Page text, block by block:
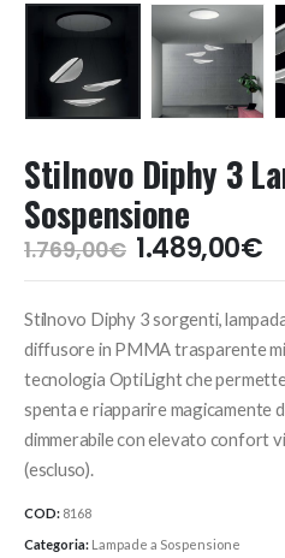
Stilnovo Diphy 3
Sospensione
1.769,00€ Il
prezzo
era:
1.769,00€.
1.489,00€Il
è:
Stilnovo Diphy 3 sorgenti,
diffusore in PMMA trasparente
tecnologia OptiLight che
spenta e riapparire magicamente
dimmerabile con elevato confort
(escluso).
COD: 8168
Categoria: Lampade a Sospensione